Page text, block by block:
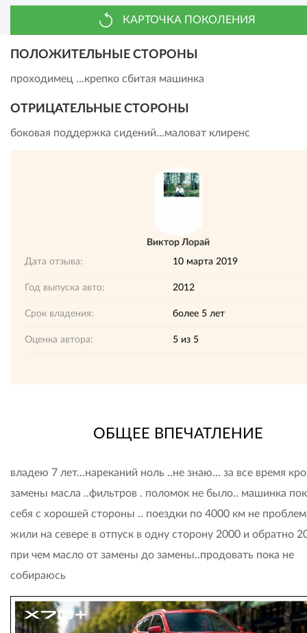
КАРТОЧКА ПОКОЛЕНИЯ
ПОЛОЖИТЕЛЬНЫЕ СТОРОНЫ
проходимец ...крепко сбитая машинка
ОТРИЦАТЕЛЬНЫЕ СТОРОНЫ
боковая поддержка сидений...маловат клиренс
Виктор Лорай
Дата отзыва: 10 марта 2019
Год выпуска авто: 2012
Срок владения: более 5 лет
Оценка автора: 5из 5
ОБЩЕЕ ВПЕЧАТЛЕНИЕ
владею 7 лет...нареканий ноль ..не знаю... за все время
замены масла ..фильтров . поломок не было.. машинка
себя с хорошей стороны .. поездки по 4000 км не
жили на севере в отпуск в одну сторону 2000 и обратно
при чем масло от замены до замены..продовать пока не
собираюсь